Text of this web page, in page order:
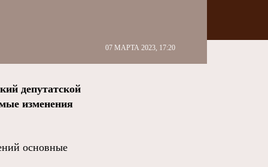
07 МАРТА 2023, 17:20
депутатской
изменения
основные